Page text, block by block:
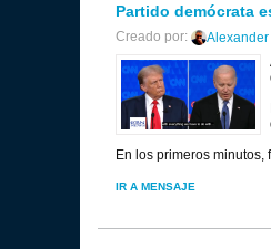
Partido demócrata
Creado por: Alexander
En los primeros
IR A MENSAJE